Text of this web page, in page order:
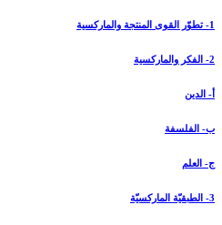
1- تطوّر القوى المنتجة والماركسية
2- الفكر والماركسية
أ- الدين
ب- الفلسفة
ج- العلم
3- الطبقيّة الماركسيّة